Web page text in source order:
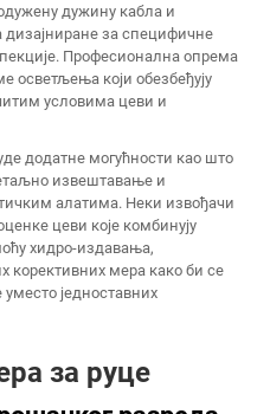
дужину кабла и
за специфичне
Професионална опрема
осветљења који обезбеђују
условима цеви и
додатне могућности као што
извештавање и
алатима. Неки извођачи
цеви које комбинују
хидро-издавања,
корективних мера како би се
једноставних
за руце